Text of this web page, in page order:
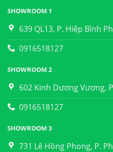
SHOWROOM 1
639 QL13, P. Hiệp Bình
0916518127
SHOWROOM 2
602 Kinh Dương Vương,
0916518127
SHOWROOM 3
731 Lê Hồng Phong, P.